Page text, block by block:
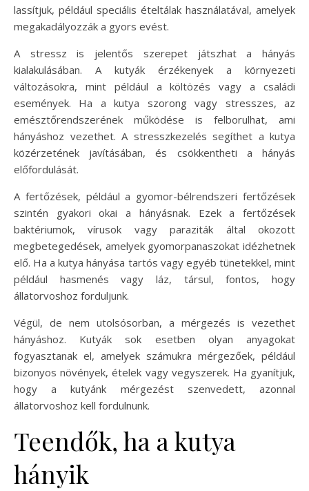
lassítjuk, például speciális ételtálak használatával, amelyek
megakadályozzák a gyors evést.
A stressz is jelentős szerepet játszhat a hányás
kialakulásában. A kutyák érzékenyek a környezeti
változásokra, mint például a költözés vagy a családi
események. Ha a kutya szorong vagy stresszes, az
emésztőrendszerének működése is felborulhat, ami
hányáshoz vezethet. A stresszkezelés segíthet a kutya
közérzetének javításában, és csökkentheti a hányás
előfordulását.
A fertőzések, például a gyomor-bélrendszeri fertőzések
szintén gyakori okai a hányásnak. Ezek a fertőzések
baktériumok, vírusok vagy paraziták által okozott
megbetegedések, amelyek gyomorpanaszokat idézhetnek
elő. Ha a kutya hányása tartós vagy egyéb tünetekkel, mint
például hasmenés vagy láz, társul, fontos, hogy
állatorvoshoz forduljunk.
Végül, de nem utolsósorban, a mérgezés is vezethet
hányáshoz. Kutyák sok esetben olyan anyagokat
fogyasztanak el, amelyek számukra mérgezőek, például
bizonyos növények, ételek vagy vegyszerek. Ha gyanítjuk,
hogy a kutyánk mérgezést szenvedett, azonnal
állatorvoshoz kell fordulnunk.
Teendők, ha a kutya
hányik